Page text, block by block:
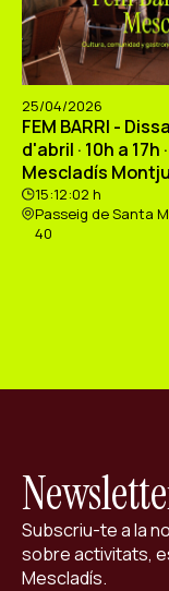
25/04/2026
FEM BARRI -
d'abril · 10h a 17h ·
Mescladís
15:12:02 h
Passeig de Santa
40
Subscriu-te a la
sobre activitats,
Mescladís.